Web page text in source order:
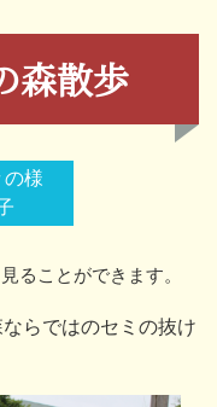
森散歩
の様
ることができます。
らではのセミの抜け